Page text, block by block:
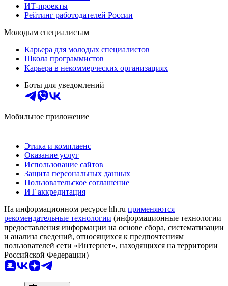
ИТ-проекты
Рейтинг работодателей России
Молодым специалистам
Карьера для молодых специалистов
Школа программистов
Карьера в некоммерческих организациях
Боты для уведомлений
Мобильное приложение
Этика и комплаенс
Оказание услуг
Использование сайтов
Защита персональных данных
Пользовательское соглашение
ИТ аккредитация
На информационном ресурсе hh.ru применяются
рекомендательные технологии (информационные технологии
предоставления информации на основе сбора, систематизации
и анализа сведений, относящихся к предпочтениям
пользователей сети «Интернет», находящихся на территории
Российской Федерации)